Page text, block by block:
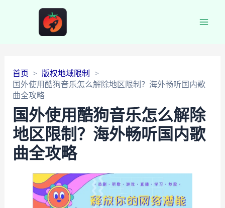
首页
版权地域限制
国外使用酷狗音乐怎么解除地区限制？海外畅听国内歌
曲全攻略
国外使用酷狗音乐怎么解除
地区限制？海外畅听国内歌
曲全攻略